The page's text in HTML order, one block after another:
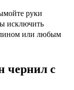
руки
исключить
или любым
чернил с